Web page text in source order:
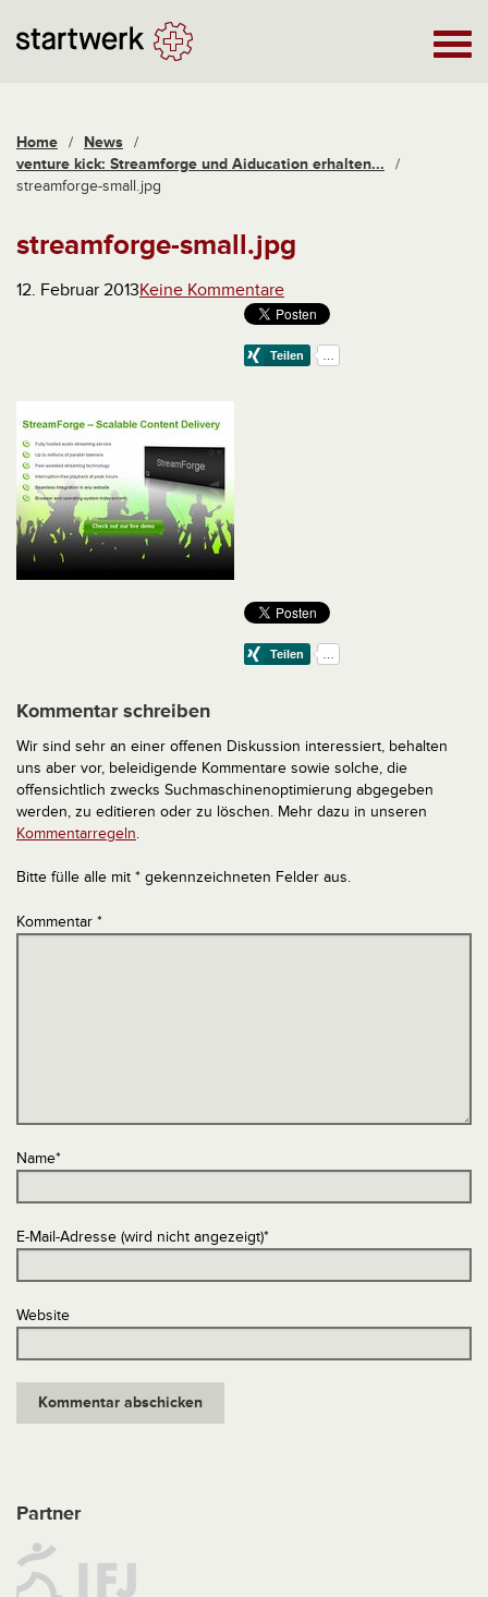
Home / News /
venture kick: Streamforge und Aiducation erhalten...
/
streamforge-small.jpg
streamforge-small.jpg
12. Februar 2013Keine Kommentare
Kommentar schreiben
Wir sind sehr an einer offenen Diskussion interessiert, behalten
uns aber vor, beleidigende Kommentare sowie solche, die
offensichtlich zwecks Suchmaschinenoptimierung abgegeben
werden, zu editieren oder zu löschen. Mehr dazu in unseren
Kommentarregeln.
Bitte fülle alle mit * gekennzeichneten Felder aus.
Kommentar *
Name*
E-Mail-Adresse (wird nicht angezeigt)*
Website
Partner